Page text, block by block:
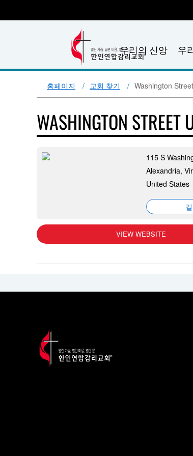
우리의 신앙 우
홈페이지 교회 찾기 Washington
WASHINGTON STREET
115 S
Alexandria,
United States
VIEW WEBSITE